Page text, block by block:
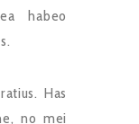
habeo
Has
no mei